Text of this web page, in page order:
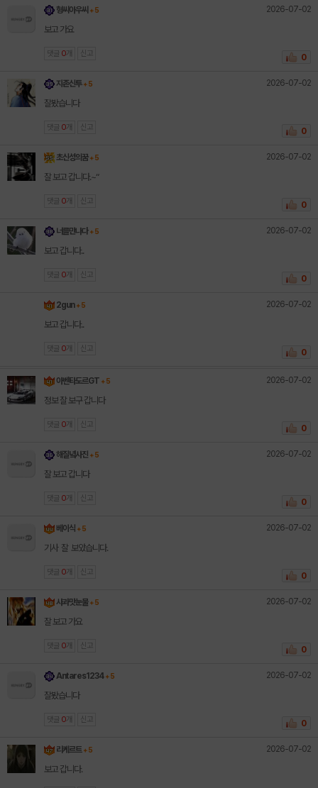
형씨아우씨 + 5 2026-07-02
보고 가요
댓글 0 개 신고 0
지존신투 + 5 2026-07-02
잘봤습니다
댓글 0 개 신고 0
초신성의꿈 + 5 2026-07-02
잘 보고 갑니다.~“
댓글 0 개 신고 0
너를만나다 + 5 2026-07-02
보고 갑니다..
댓글 0 개 신고 0
2gun + 5 2026-07-02
보고 갑니다..
댓글 0 개 신고 0
아벤타도르GT + 5 2026-07-02
정보 잘 보구 갑니다
댓글 0 개 신고 0
해질녘사진 + 5 2026-07-02
잘 보고 갑니다
댓글 0 개 신고 0
베이식 + 5 2026-07-02
기사 잘 보았습니다.
댓글 0 개 신고 0
사과맛눈물 + 5 2026-07-02
잘 보고 가요
댓글 0 개 신고 0
Antares1234 + 5 2026-07-02
잘봤습니다
댓글 0 개 신고 0
리케르트 + 5 2026-07-02
보고 갑니다.